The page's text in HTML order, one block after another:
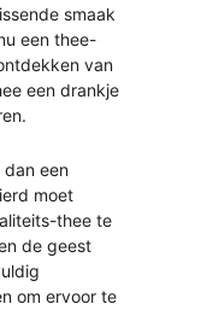
smaak
een thee-
van
een drankje
dan een
moet
thee te
de geest
om ervoor te